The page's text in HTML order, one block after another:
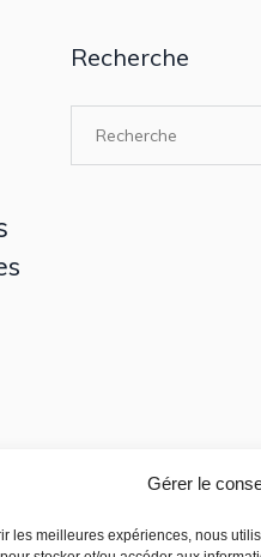
Gérer le
les meilleures expériences, nous
Recherche